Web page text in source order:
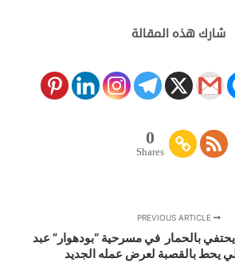
شارك هذه المقالة
0
Shares
بالحمار في مسرحية “بودهوار” عبد
يحط بالقصبة لعرض عمله الجديد